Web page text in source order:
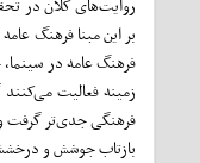
بر این مبنا فرهنگ
فرهنگ عامه در
زمینه فعالیت
فرهنگی جدی‌تر گرفت و
بازتاب جوشش و